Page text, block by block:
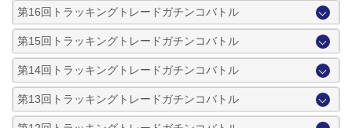
第16回トラッキングトレードガチンコバトル
第15回トラッキングトレードガチンコバトル
第14回トラッキングトレードガチンコバトル
第13回トラッキングトレードガチンコバトル